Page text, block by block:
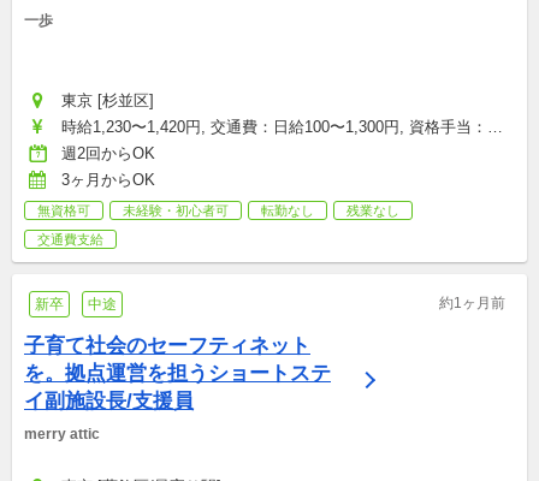
一歩
東京 [杉並区]
時給1,230〜1,420円, 交通費：日給100〜1,300円, 資格手当：日
給50円
週2回からOK
3ヶ月からOK
無資格可 未経験・初心者可 転勤なし
残業なし
交通費支給
新卒 中途 約1ヶ月前
子育て社会のセーフティネット
を。拠点運営を担うショートステ
イ副施設長/支援員
merry attic